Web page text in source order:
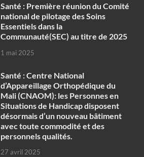
Santé : Première réunion du Comité
national de pilotage des Soins
Essentiels dans la
Communauté(SEC) au titre de 2025
1 mai 2025
Santé : Centre National
d’Appareillage Orthopédique du
Mali (CNAOM): les Personnes en
Situations de Handicap disposent
désormais d’un nouveau bâtiment
avec toute commodité et des
personnels qualités.
27 avril 2025